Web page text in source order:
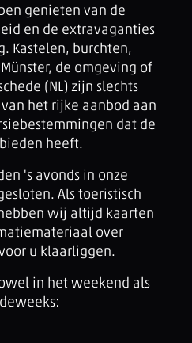
genieten van de
en de extravaganties
Kastelen, burchten,
de omgeving of
(NL) zijn slechts
het rijke aanbod aan
dat de
heeft.
's avonds in onze
Als toeristisch
wij altijd kaarten
over
u klaarliggen.
in het weekend als